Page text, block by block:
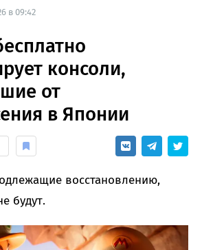
в 09:42
консоли,
от
в Японии
восстановлению,
будут.